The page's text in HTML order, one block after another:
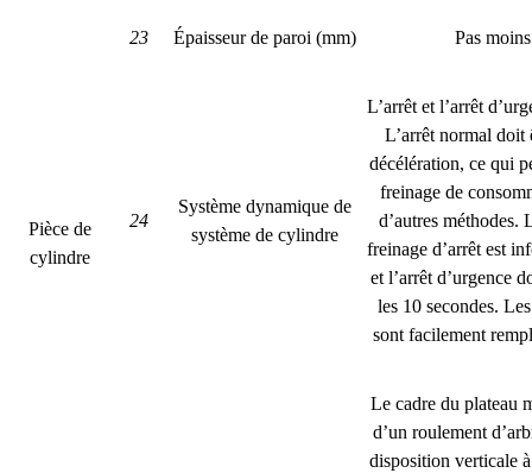
Pièce de
cylindre
23 Épaisseur de paroi (mm) Pas
24
Système dynamique de
système de cylindre
L’arrêt et l’arrêt
L’arrêt normal doit
décélération, ce qui
freinage de
d’autres méthodes.
freinage d’arrêt est
et l’arrêt d’urgence
les 10 secondes.
sont facilement
Le cadre du plateau
d’un roulement
disposition verticale